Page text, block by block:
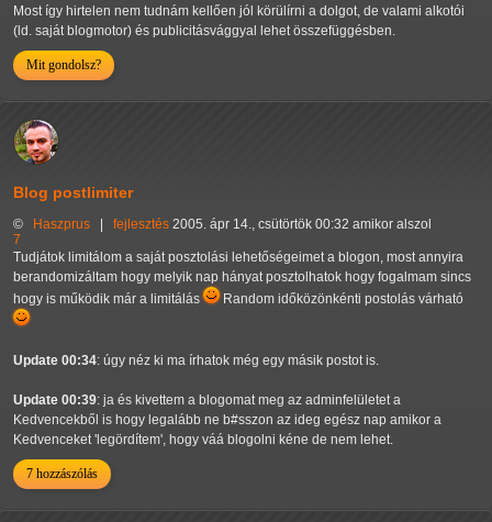
Most így hirtelen nem tudnám kellően jól körülírni a dolgot, de valami alkotói
(ld. saját blogmotor) és publicitásvággyal lehet összefüggésben.
Mit gondolsz?
Blog postlimiter
© Haszprus fejlesztés 2005. ápr 14., csütörtök 00:32 amikor alszol
7
Tudjátok limitálom a saját posztolási lehetőségeimet a blogon, most annyira
berandomizáltam hogy melyik nap hányat posztolhatok hogy fogalmam sincs
hogy is működik már a limitálás
Random időközönkénti postolás várható
Update 00:34: úgy néz ki ma írhatok még egy másik postot is.
Update 00:39: ja és kivettem a blogomat meg az adminfelületet a
Kedvencekből is hogy legalább ne b#sszon az ideg egész nap amikor a
Kedvenceket 'legördítem', hogy váá blogolni kéne de nem lehet.
7 hozzászólás